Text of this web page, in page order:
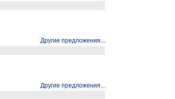
Другие предложения...
Другие предложения...